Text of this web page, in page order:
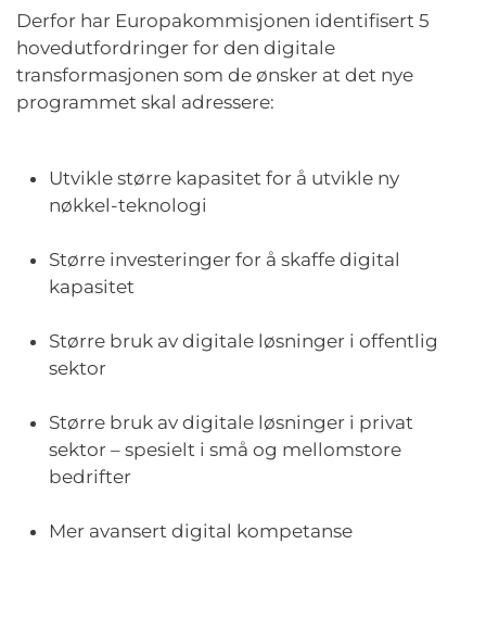
Derfor har Europakommisjonen identifisert 5
hovedutfordringer for den digitale
transformasjonen som de ønsker at det nye
programmet skal adressere:
Utvikle større kapasitet for å utvikle ny
nøkkel-teknologi
Større investeringer for å skaffe digital
kapasitet
Større bruk av digitale løsninger i offentlig
sektor
Større bruk av digitale løsninger i privat
sektor – spesielt i små og mellomstore
bedrifter
Mer avansert digital kompetanse